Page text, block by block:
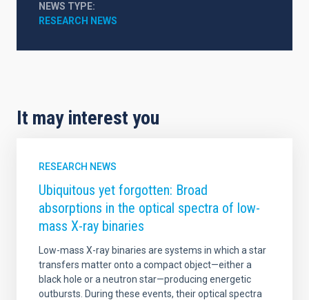
NEWS TYPE
RESEARCH NEWS
It may interest you
RESEARCH NEWS
Ubiquitous yet forgotten: Broad
absorptions in the optical spectra of low-
mass X-ray binaries
Low-mass X-ray binaries are systems in which a star
transfers matter onto a compact object—either a
black hole or a neutron star—producing energetic
outbursts. During these events, their optical spectra